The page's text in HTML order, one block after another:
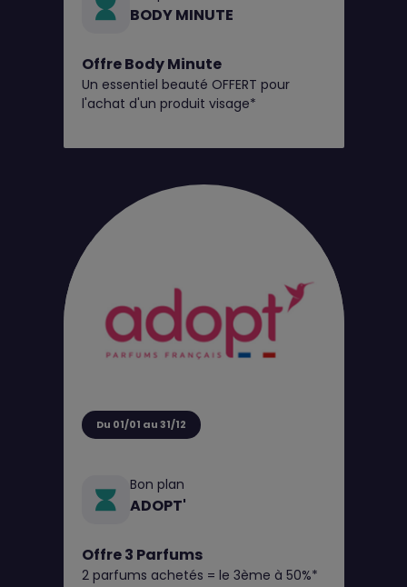
BODY MINUTE
Offre Body Minute
Un essentiel beauté OFFERT pour
l'achat d'un produit visage*
Du 01/01 au 31/12
Bon plan
ADOPT'
Offre 3 Parfums
2 parfums achetés = le 3ème à 50%*